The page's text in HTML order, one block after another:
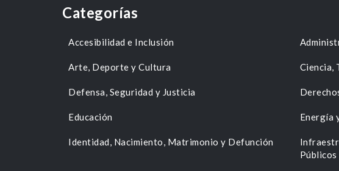
Categorías
Accesibilidad e Inclusión
Arte, Deporte y Cultura Ciencia,
Defensa, Seguridad y Justicia
Educación Energía
Identidad, Nacimiento, Matrimonio y Defunción
Públicos